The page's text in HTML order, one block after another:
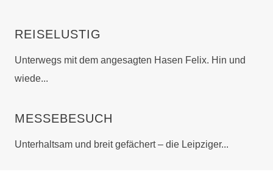
REISELUSTIG
Unterwegs mit dem angesagten Hasen Felix. Hin und
wiede...
MESSEBESUCH
Unterhaltsam und breit gefächert – die Leipziger...